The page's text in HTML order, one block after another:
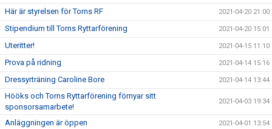
Här är styrelsen för Torns RF 2021-04-20 21:00
Stipendium till Torns Ryttarförening 2021-04-20 15:01
Uteritter! 2021-04-15 11:10
Prova på ridning 2021-04-14 15:16
Dressyrträning Caroline Bore 2021-04-14 13:44
Hööks och Torns Ryttarförening förnyar sitt
sponsorsamarbete!
2021-04-03 19:34
Anläggningen är öppen 2021-04-01 13:54